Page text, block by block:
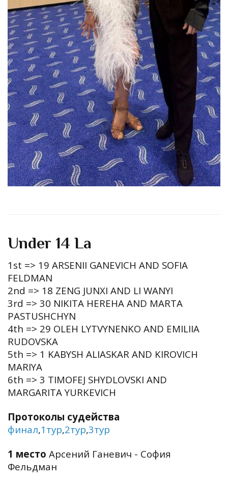
Under 14 La
1st => 19 ARSENII GANEVICH AND SOFIA
FELDMAN
2nd => 18 ZENG JUNXI AND LI WANYI
3rd => 30 NIKITA HEREHA AND MARTA
PASTUSHCHYN
4th => 29 OLEH LYTVYNENKO AND EMILIIA
RUDOVSKA
5th => 1 KABYSH ALIASKAR AND KIROVICH
MARIYA
6th => 3 TIMOFEJ SHYDLOVSKI AND
MARGARITA YURKEVICH
Протоколы судейства
финал,1тур,2тур,3тур
1 место Арсений Ганевич - София
Фельдман